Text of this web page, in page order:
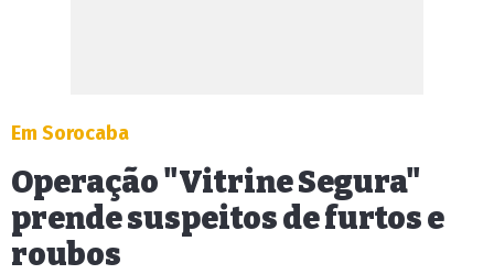
Em Sorocaba
Operação "Vitrine Segura"
prende suspeitos de furtos e
roubos